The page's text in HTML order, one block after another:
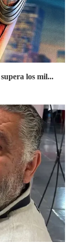
los mil...